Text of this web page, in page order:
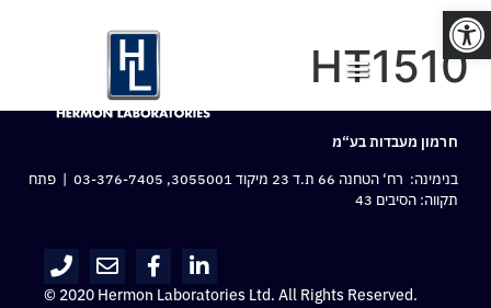
פתח סרגל נגישות
HT1510
חרמון מעבדות בע“מ
בנימינה: רח‘ הטחנה 66 ת.ד 23 מיקוד 3055001,
03-376-7405 | פתח
תקווה: הסיבים 43
© 2020 Hermon Laboratories Ltd. All Rights Reserved.